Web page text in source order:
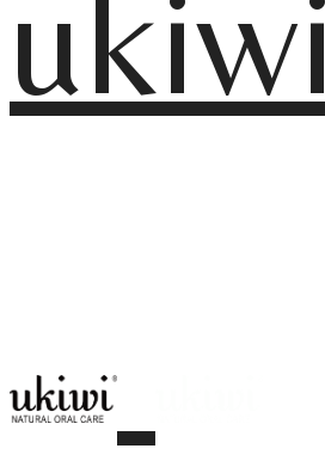
ukiwi